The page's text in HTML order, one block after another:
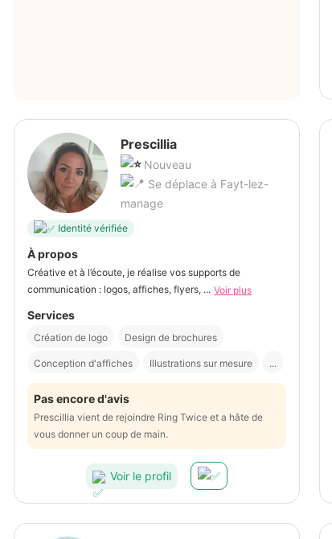
Prescillia
Nouveau
Se déplace à Fayt-lez-
manage
Identité vérifiée
À propos
Créative et à l’écoute, je réalise vos supports de
communication : logos, affiches, flyers, ... Voir plus
Services
Création de logo Design de brochures
Conception d'affiches Illustrations sur mesure ...
Pas encore d'avis
Prescillia vient de rejoindre Ring Twice et a hâte de
vous donner un coup de main.
Voir le profil